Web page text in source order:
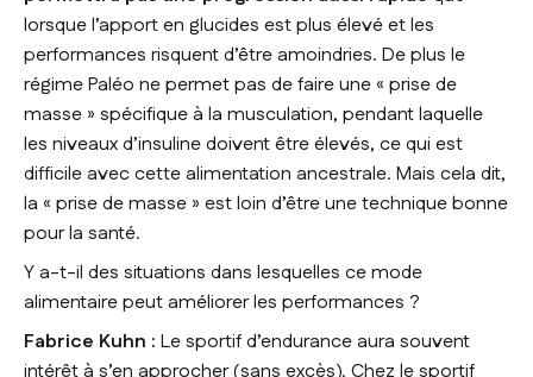
lorsque l’apport en glucides est plus élevé et les
performances risquent d’être amoindries. De plus le
régime Paléo ne permet pas de faire une « prise de
masse » spécifique à la musculation, pendant laquelle
les niveaux d’insuline doivent être élevés, ce qui est
difficile avec cette alimentation ancestrale. Mais cela dit,
la « prise de masse » est loin d’être une technique bonne
pour la santé.
Y a-t-il des situations dans lesquelles ce mode
alimentaire peut améliorer les performances ?
Fabrice Kuhn : Le sportif d’endurance aura souvent
intérêt à s’en approcher (sans excès). Chez le sportif